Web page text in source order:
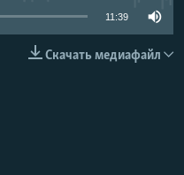
11:39
Скачать медиафайл